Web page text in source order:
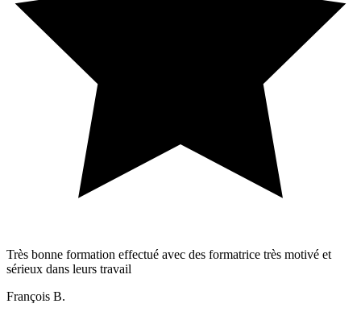
Très bonne formation effectué avec des formatrice très motivé et
sérieux dans leurs travail
François B.